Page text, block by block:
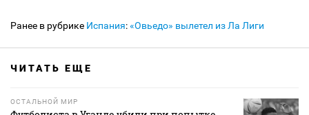
Ранее в рубрике Испания:«Овьедо» вылетел из Ла Лиги
ЧИТАТЬ ЕЩЕ
ОСТАЛЬНОЙ МИР